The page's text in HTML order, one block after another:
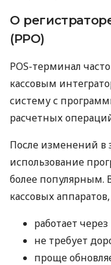
О
(РРО)
POS-терминал
кассовым
систему с
расчетных
После изменений в
использование
более популярным.
кассовых
работает
не требует
проще